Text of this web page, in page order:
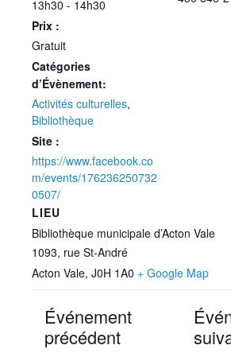
13h30 - 14h30
Prix :
Gratuit
Catégories
d’Évènement:
Activités culturelles,
Bibliothèque
Site :
https://www.facebook.co
m/events/176236250732
0507/
LIEU
Bibliothèque municipale d’Acton Vale
1093, rue St-André
Acton Vale, J0H 1A0 + Google Map
Événement
précédent